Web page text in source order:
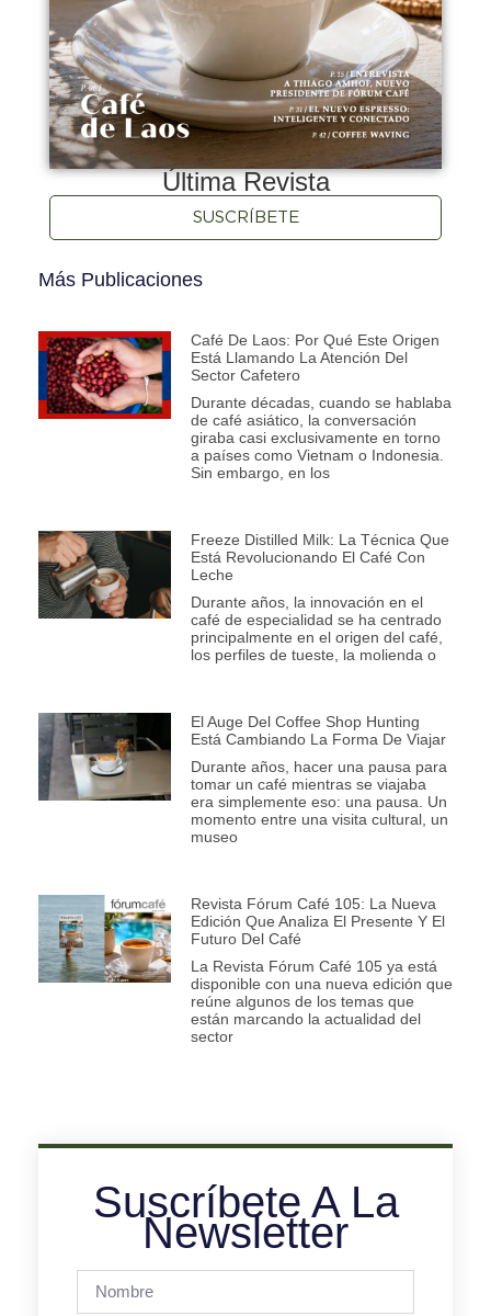
Última Revista
SUSCRÍBETE
Más Publicaciones
Café De Laos: Por Qué Este Origen
Está Llamando La Atención Del
Sector Cafetero
Durante décadas, cuando se hablaba
de café asiático, la conversación
giraba casi exclusivamente en torno
a países como Vietnam o Indonesia.
Sin embargo, en los
Freeze Distilled Milk: La Técnica Que
Está Revolucionando El Café Con
Leche
Durante años, la innovación en el
café de especialidad se ha centrado
principalmente en el origen del café,
los perfiles de tueste, la molienda o
El Auge Del Coffee Shop Hunting
Está Cambiando La Forma De Viajar
Durante años, hacer una pausa para
tomar un café mientras se viajaba
era simplemente eso: una pausa. Un
momento entre una visita cultural, un
museo
Revista Fórum Café 105: La Nueva
Edición Que Analiza El Presente Y El
Futuro Del Café
La Revista Fórum Café 105 ya está
disponible con una nueva edición que
reúne algunos de los temas que
están marcando la actualidad del
sector
Suscríbete A La
Newsletter